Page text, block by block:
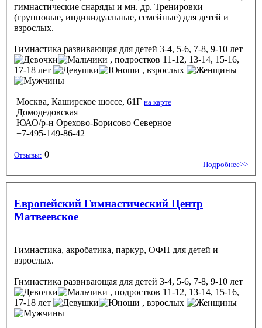
гимнастические снаряды и мн. др. Тренировки
(групповые, индивидуальные, семейные) для детей и
взрослых.
Гимнастика развивающая для детей 3-4, 5-6, 7-8, 9-10 лет
, подростков 11-12, 13-14, 15-16,
17-18 лет
, взрослых
Москва, Каширское шоссе, 61Г на карте
Домодедовская
ЮАО/р-н Орехово-Борисово Северное
+7-495-149-86-42
Отзывы: 0
Подробнее>>
Европейский Гимнастический Центр
Матвеевское
Гимнастика, акробатика, паркур, ОФП для детей и
взрослых.
Гимнастика развивающая для детей 3-4, 5-6, 7-8, 9-10 лет
, подростков 11-12, 13-14, 15-16,
17-18 лет
, взрослых